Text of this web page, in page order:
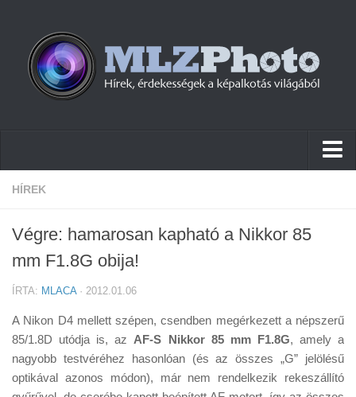
Hírek
Cikkek
Tudástár
Tanácsok
Érdekességek
HÍREK
Végre: hamarosan kapható a Nikkor 85
mm F1.8G obija!
ÍRTA: MLACA· 2012.01.06
A Nikon D4 mellett szépen, csendben megérkezett a népszerű
85/1.8D utódja is, az AF-S Nikkor 85 mm F1.8G, amely a
nagyobb testvéréhez hasonlóan (és az összes „G” jelölésű
optikával azonos módon), már nem rendelkezik rekeszállító